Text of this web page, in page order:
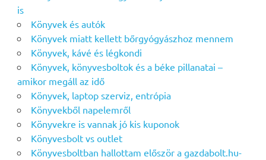
is
Könyvek és autók
Könyvek miatt kellett bőrgyógyászhoz mennem
Könyvek, kávé és légkondi
Könyvek, könyvesboltok és a béke pillanatai –
amikor megáll az idő
Könyvek, laptop szerviz, entrópia
Könyvekből napelemről
Könyvekre is vannak jó kis kuponok
Könyvesbolt vs outlet
Könyvesboltban hallottam először a gazdabolt.hu-